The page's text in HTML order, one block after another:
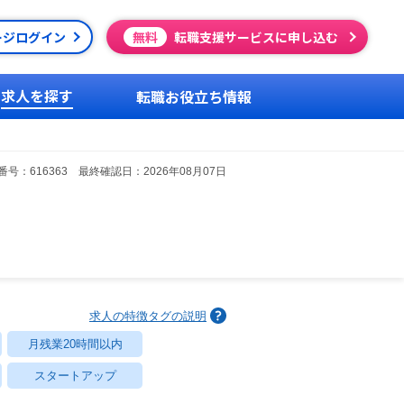
ログイン 無料 転職支援サービスに申し込む
求人を探す 転職お役立ち情報
号：616363 最終確認日：2026年08月07日
求人の特徴タグの説明
月残業20時間以内
スタートアップ